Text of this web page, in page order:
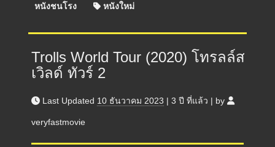
หนังชนโรง
หนังใหม่
Trolls World Tour (2020) โทรลล์ส
เวิลด์ ทัวร์ 2
Last Updated 10 ธันวาคม 2023 | 3 ปี ที่แล้ว | by
veryfastmovie